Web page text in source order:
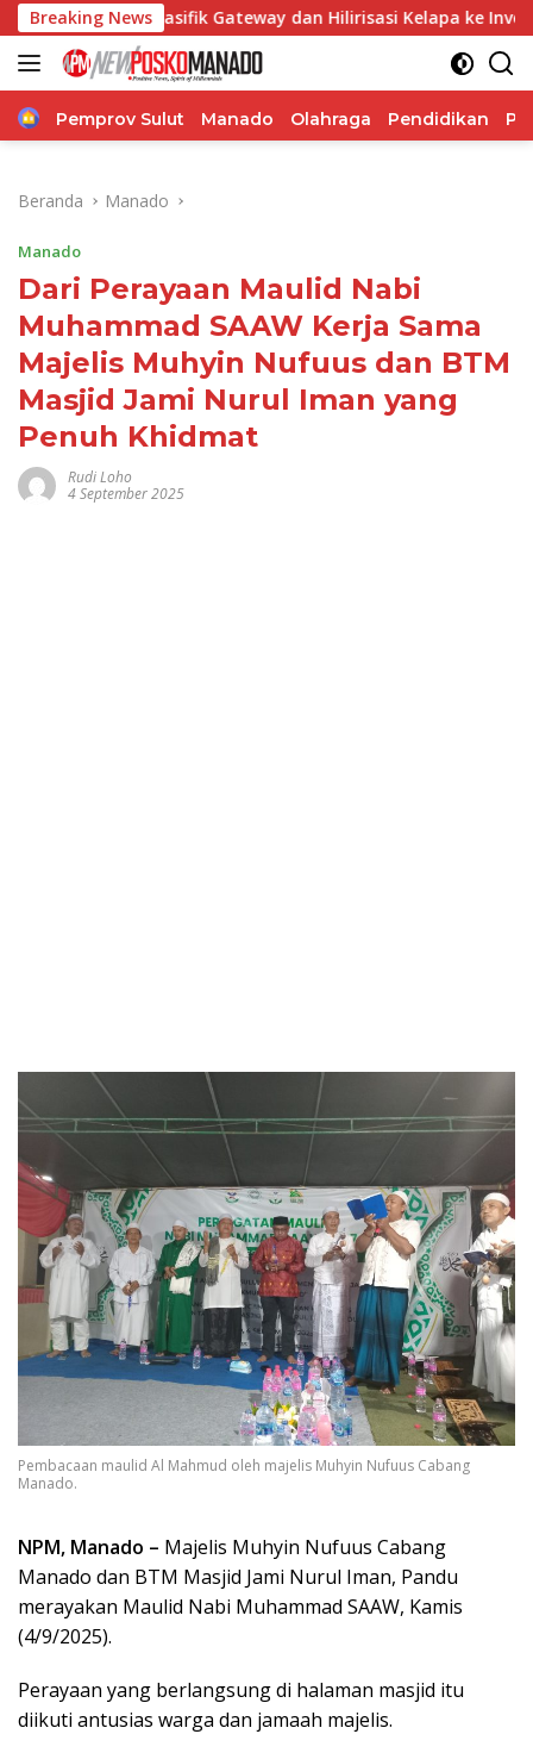
Langsung
ke
konten
Breaking News
Gateway dan Hilirisasi Kelapa ke Investor
Home
Pemprov Sulut Manado Olahraga Pendidikan
Beranda Manado
Manado
Dari Perayaan Maulid Nabi
Muhammad SAAW Kerja Sama
Majelis Muhyin Nufuus dan BTM
Masjid Jami Nurul Iman yang
Penuh Khidmat
Rudi Loho
4 September 2025
Pembacaan maulid Al Mahmud oleh majelis Muhyin Nufuus Cabang
Manado.
NPM, Manado – Majelis Muhyin Nufuus Cabang
Manado dan BTM Masjid Jami Nurul Iman, Pandu
merayakan Maulid Nabi Muhammad SAAW, Kamis
(4/9/2025).
Perayaan yang berlangsung di halaman masjid itu
diikuti antusias warga dan jamaah majelis.